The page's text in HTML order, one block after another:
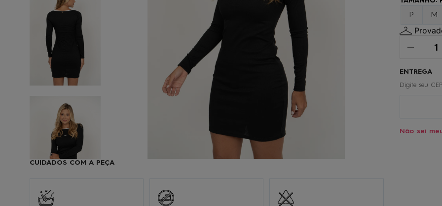
CUIDADOS COM A PEÇA
P M
Não sei
9